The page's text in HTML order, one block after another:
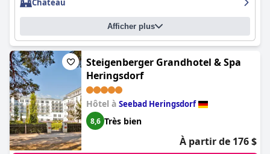
décorées et l'ensemble de l'hôtel est élégant. Le personnel est
exceptionnel et de nombreux clients font l'éloge de sa
gentillesse et de son attention. Le spa "SCHLOSS Fleesensee
reçoit des commentaires élogieux de la part des clients qui le
décrivent comme "top" et "merveilleux". La piscine deSCHLOSS
Fleesensee
est un point fort pour de nombreux clients, avec une
grande piscine extérieure et une piscine intérieure chauffée tout
aussi impressionnante. LeSCHLOSS Fleesensee
familial qui accueille chaleureusement les enfants, y compris les
animaux domestiques qui les accompagnent. L'hôtel est situé
juste à côté d'une station de golf, ce qui en fait un lieu idéal pour
les amateurs de golf. Dans l'ensemble, le
est un château-hôtel impressionnant qui allie histoire et luxe,
offrant un séjour inoubliable aux voyageurs d'affaires et de
Château
Afficher plus
Steigenberger Grandhotel & Spa
Heringsdorf
Hôtel à Seebad Heringsdorf
8,6 Très bien
À partir de 176 $